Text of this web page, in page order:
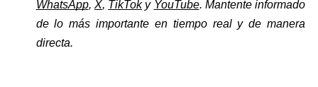
WhatsApp, X, TikTok y YouTube. Mantente informado
de lo más importante en tiempo real y de manera
directa.